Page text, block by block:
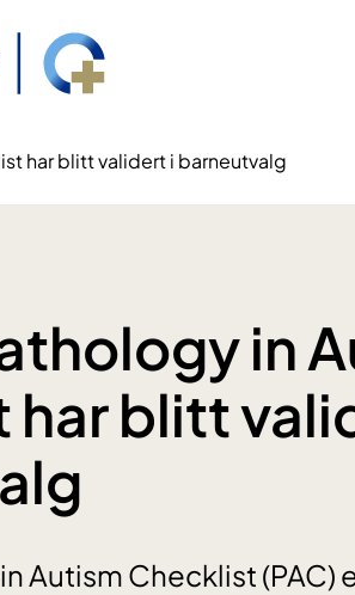
har blitt validert i barneutvalg
in
har blitt
Autism Checklist (PAC)